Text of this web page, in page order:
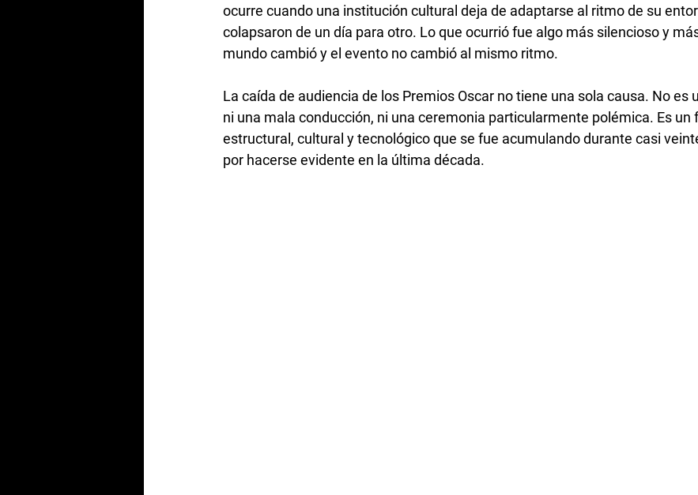
ocurre cuando una institución cultural deja de adaptarse al ritmo de su
colapsaron de un día para otro. Lo que ocurrió fue algo más silencioso y
mundo cambió y el evento no cambió al mismo ritmo.
La caída de audiencia de los Premios Oscar no tiene una sola causa. No es
ni una mala conducción, ni una ceremonia particularmente polémica. Es un
estructural, cultural y tecnológico que se fue acumulando durante casi
por hacerse evidente en la última década.